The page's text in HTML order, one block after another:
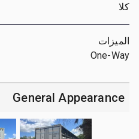
كلا
الميزات
One-Way
General Appearance